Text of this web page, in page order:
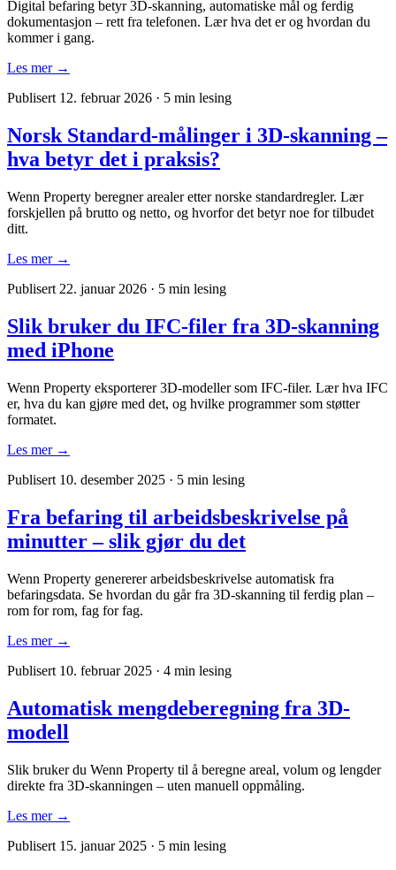
Digital befaring betyr 3D-skanning, automatiske mål og ferdig
dokumentasjon – rett fra telefonen. Lær hva det er og hvordan du
kommer i gang.
Les mer →
Publisert 12. februar 2026 · 5 min lesing
Norsk Standard-målinger i 3D-skanning –
hva betyr det i praksis?
Wenn Property beregner arealer etter norske standardregler. Lær
forskjellen på brutto og netto, og hvorfor det betyr noe for tilbudet
ditt.
Les mer →
Publisert 22. januar 2026 · 5 min lesing
Slik bruker du IFC-filer fra 3D-skanning
med iPhone
Wenn Property eksporterer 3D-modeller som IFC-filer. Lær hva IFC
er, hva du kan gjøre med det, og hvilke programmer som støtter
formatet.
Les mer →
Publisert 10. desember 2025 · 5 min lesing
Fra befaring til arbeidsbeskrivelse på
minutter – slik gjør du det
Wenn Property genererer arbeidsbeskrivelse automatisk fra
befaringsdata. Se hvordan du går fra 3D-skanning til ferdig plan –
rom for rom, fag for fag.
Les mer →
Publisert 10. februar 2025 · 4 min lesing
Automatisk mengdeberegning fra 3D-
modell
Slik bruker du Wenn Property til å beregne areal, volum og lengder
direkte fra 3D-skanningen – uten manuell oppmåling.
Les mer →
Publisert 15. januar 2025 · 5 min lesing